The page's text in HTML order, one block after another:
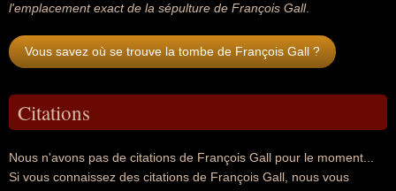
l'emplacement exact de la sépulture de François Gall.
Vous savez où se trouve la tombe de François Gall ?
Citations
Nous n'avons pas de citations de François Gall pour le moment...
Si vous connaissez des citations de François Gall, nous vous